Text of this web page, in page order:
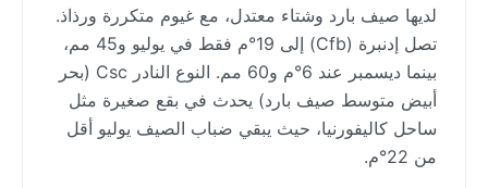
لديها صيف بارد وشتاء معتدل، مع غيوم متكررة ورذاذ.
تصل إدنبرة (Cfb) إلى 19°م فقط في يوليو و45 مم،
بينما ديسمبر عند 6°م و60 مم. النوع النادر Csc (بحر
أبيض متوسط صيف بارد) يحدث في بقع صغيرة مثل
ساحل كاليفورنيا، حيث يبقي ضباب الصيف يوليو أقل
من 22°م.